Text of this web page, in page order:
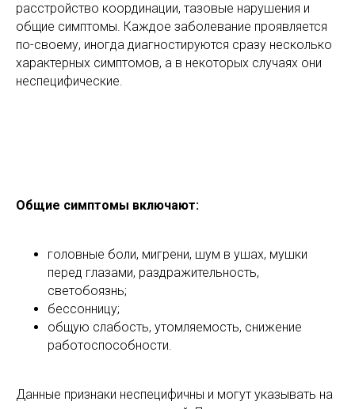
расстройство координации, тазовые нарушения и
общие симптомы. Каждое заболевание проявляется
по-своему, иногда диагностируются сразу несколько
характерных симптомов, а в некоторых случаях они
неспецифические.
Общие симптомы включают:
головные боли, мигрени, шум в ушах, мушки
перед глазами, раздражительность,
светобоязнь;
бессонницу;
общую слабость, утомляемость, снижение
работоспособности.
Данные признаки неспецифичны и могут указывать на